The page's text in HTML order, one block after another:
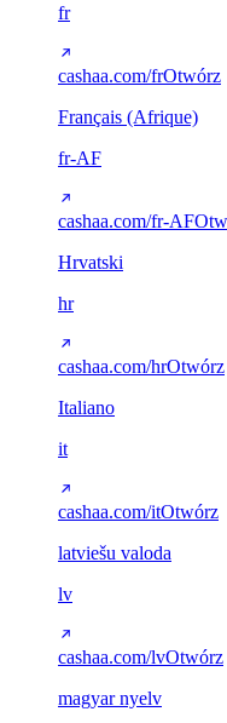
fr
cashaa.com/frOtwórz
Français (Afrique)
fr-AF
cashaa.com/fr-AF
Hrvatski
hr
cashaa.com/hrOtwórz
Italiano
it
cashaa.com/itOtwórz
latviešu valoda
lv
cashaa.com/lvOtwórz
magyar nyelv